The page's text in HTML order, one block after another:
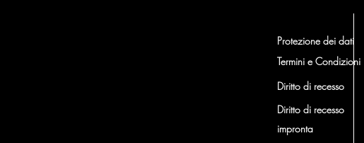
Protezione dei dati
Termini e Condizioni
Diritto di recesso
Diritto di recesso
impronta